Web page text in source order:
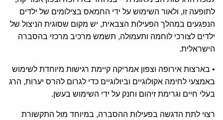
לתופעה זו, ולאור השימוש על ידי החמאס בצילומים של ילדים
הנפגעים במהלך הפעילות הצבאית, יש מקום שסוגית הניצול של
ילדים לצורכי לוחמה ותעמולה, תשמש מרכיב מרכזי בהסברה
הישראלית.
• בארצות אירופה וצפון אמריקה קיימת רגישות מיוחדת לשימוש
באמצעי לחימה אקולוגיים וביולוגיים כדי לגרום להרס יערות, הרג
בעלי חיים וגרימת זיהום וחנק על ידי השימוש בעשן.
רצוי לתת הדגשה בפעילות ההסברה, במיוחד מול התקשורת